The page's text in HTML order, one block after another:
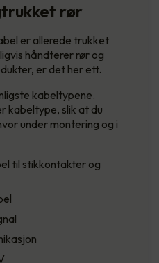
rør
er allerede trukket
håndterer rør og
er det her ett.
kabeltypene.
kabeltype, slik at du
under montering og i
til stikkontakter og